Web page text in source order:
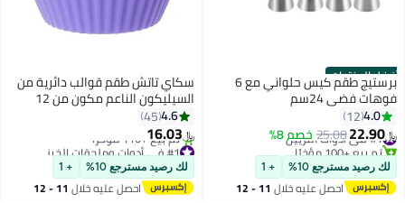
أفضل المنتجات برستيج طقم كيس حلواني مع 6
فوهات فضي 24سم
4.0
12
﷼‏22.90
25.08خصم 8% #1 في أدوات التزيين
تم بيع +100 مؤخرًا
#1 في أدوات التزيين
لك رصيد مسترجع 10% + 1
احصل عليه خلال 11 - 12
سكاي تاتش طقم قوالب دائرية من
السيليكون الناعم مكون من 12
قطعة متعدد الألوان 5سم
4.6
45
﷼‏16.03
#1 في أدوات وملحقات الخبز
بتخلّص بسرعة
تم بيع +110 مؤخرًا
#1 في أدوات وملحقات الخبز
لك رصيد مسترجع 10% + 1
احصل عليه خلال 11 - 12